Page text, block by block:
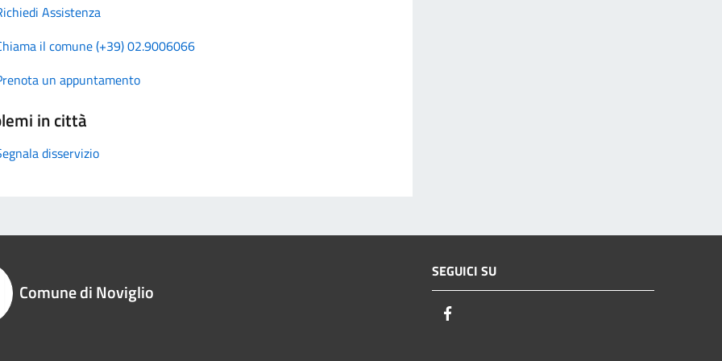
Assistenza
il comune (+39) 02.9006066
un appuntamento
in città
disservizio
Comune di Noviglio
SEGUICI SU